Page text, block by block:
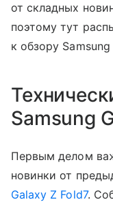
от складных
поэтому тут
к обзору
Samsung
Первым делом
новинки от
Galaxy Z Fold7.